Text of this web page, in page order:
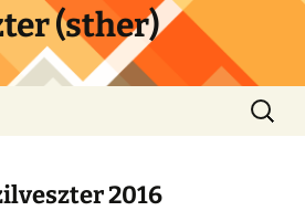
(sther)
Search
for:
2016